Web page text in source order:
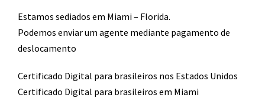
Estamos sediados em Miami – Florida.
Podemos enviar um agente mediante pagamento de
deslocamento​
Certificado Digital para brasileiros nos Estados Unidos
Certificado Digital para brasileiros em Miami